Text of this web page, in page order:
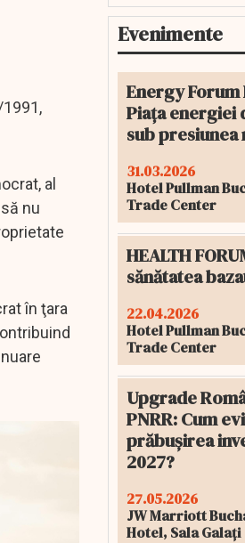
al
nu
în ţara
Evenimente
Energy Forum
Piața energiei
sub
31.03.2026
Hotel Pullman
Trade Center
HEALTH
sănătatea
22.04.2026
Hotel Pullman
Trade Center
Upgrade
PNRR: Cum
prăbușirea
2027?
27.05.2026
JW Marriott
Hotel, Sala Galați